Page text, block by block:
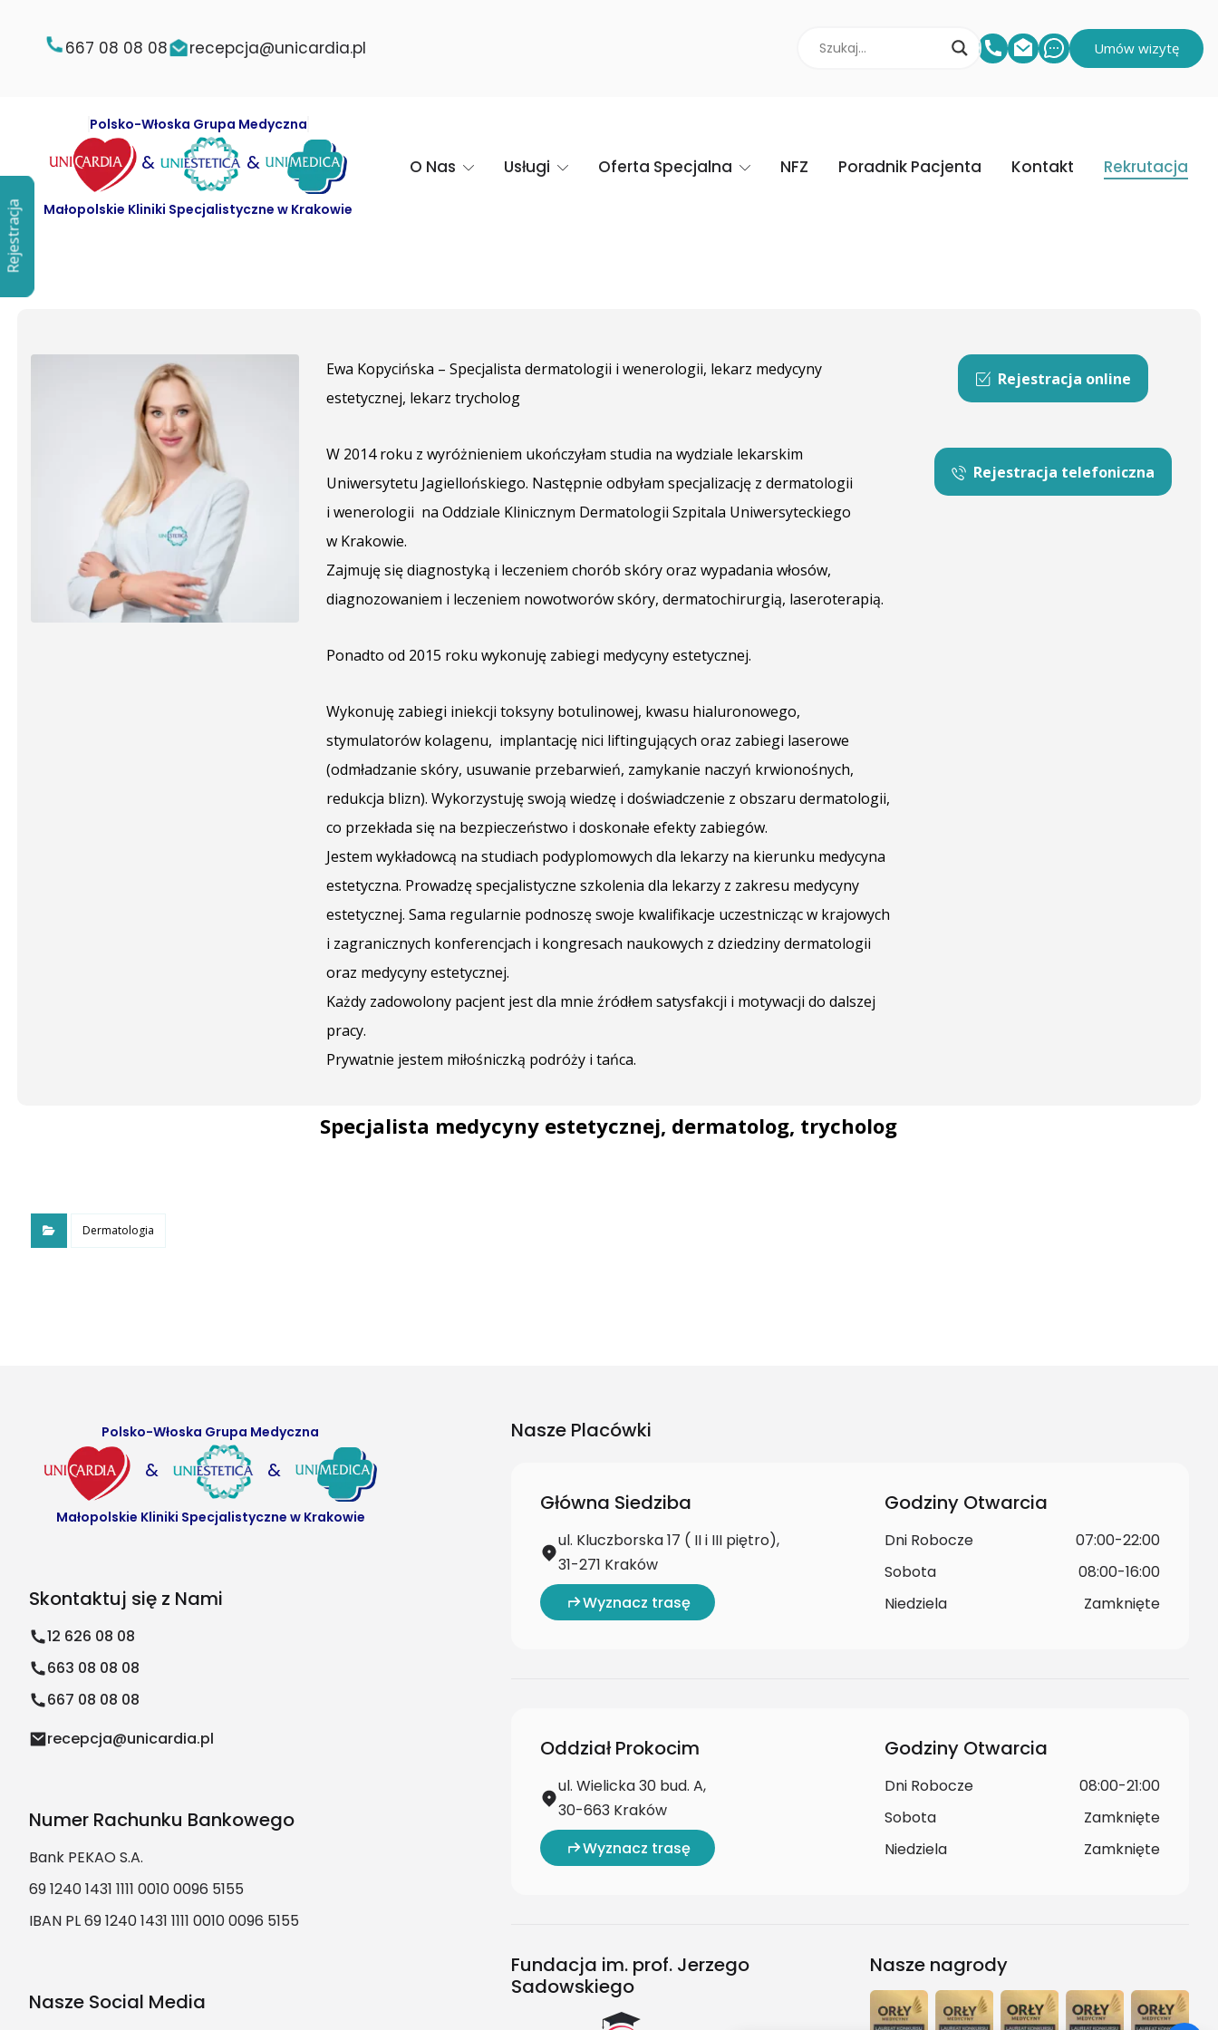
Rejestracja
667 08 08 08 recepcja@unicardia.pl Umów wizytę
Polsko-Włoska Grupa Medyczna
& &
Małopolskie Kliniki Specjalistyczne w Krakowie
O Nas Usługi Oferta Specjalna NFZ Poradnik Pacjenta Kontakt Rekrutacja
Ewa Kopycińska – Specjalista dermatologii i wenerologii, lekarz medycyny
estetycznej, lekarz trycholog
W 2014 roku z wyróżnieniem ukończyłam studia na wydziale lekarskim
Uniwersytetu Jagiellońskiego. Następnie odbyłam specjalizację z dermatologii
i wenerologii na Oddziale Klinicznym Dermatologii Szpitala Uniwersyteckiego
w Krakowie.
Zajmuję się diagnostyką i leczeniem chorób skóry oraz wypadania włosów,
diagnozowaniem i leczeniem nowotworów skóry, dermatochirurgią, laseroterapią.
Ponadto od 2015 roku wykonuję zabiegi medycyny estetycznej.
Wykonuję zabiegi iniekcji toksyny botulinowej, kwasu hialuronowego,
stymulatorów kolagenu, implantację nici liftingujących oraz zabiegi laserowe
(odmładzanie skóry, usuwanie przebarwień, zamykanie naczyń krwionośnych,
redukcja blizn). Wykorzystuję swoją wiedzę i doświadczenie z obszaru dermatologii,
co przekłada się na bezpieczeństwo i doskonałe efekty zabiegów.
Jestem wykładowcą na studiach podyplomowych dla lekarzy na kierunku medycyna
estetyczna. Prowadzę specjalistyczne szkolenia dla lekarzy z zakresu medycyny
estetycznej. Sama regularnie podnoszę swoje kwalifikacje uczestnicząc w krajowych
i zagranicznych konferencjach i kongresach naukowych z dziedziny dermatologii
oraz medycyny estetycznej.
Każdy zadowolony pacjent jest dla mnie źródłem satysfakcji i motywacji do dalszej
pracy.
Prywatnie jestem miłośniczką podróży i tańca.
Rejestracja online
Rejestracja telefoniczna
Specjalista medycyny estetycznej, dermatolog, trycholog
Dermatologia
Polsko-Włoska Grupa Medyczna
& &
Małopolskie Kliniki Specjalistyczne w Krakowie
Skontaktuj się z Nami
12 626 08 08
663 08 08 08
667 08 08 08
recepcja@unicardia.pl
Numer Rachunku Bankowego
Bank PEKAO S.A.
69 1240 1431 1111 0010 0096 5155
IBAN PL 69 1240 1431 1111 0010 0096 5155
Nasze Social Media
Nasze Placówki
Główna Siedziba
ul. Kluczborska 17 ( II i III piętro),
31-271 Kraków
Wyznacz trasę
Godziny Otwarcia
Dni Robocze
07:00-22:00
Sobota
08:00-16:00
Niedziela
Zamknięte
Oddział Prokocim
ul. Wielicka 30 bud. A,
30-663 Kraków
Wyznacz trasę
Godziny Otwarcia
Dni Robocze
08:00-21:00
Sobota
Zamknięte
Niedziela
Zamknięte
Fundacja im. prof. Jerzego
Sadowskiego
Nasze nagrody
Rejestracja